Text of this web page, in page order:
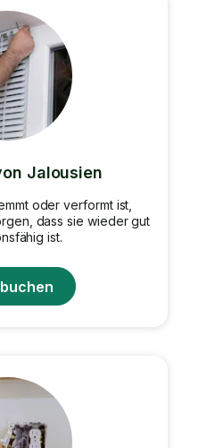
Jalousien
oder verformt ist,
dass sie wieder gut
ist.